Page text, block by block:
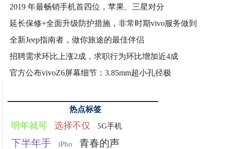
2019 年最畅销手机首四位，苹果、三星对分
延长保修+全面升级防护措施，非常时期vivo服务做到
全新Jeep指南者，做你旅途的最佳伴侣
招聘需求环比上涨2成，求职行为环比增加近4成
官方公布vivoZ6屏幕细节：3.85mm超小孔径极
热点标签
明年就可 选择不仅 5G手机
下半年手 iPho 青春的声